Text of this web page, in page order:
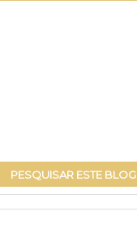
PESQUISAR ESTE BLOG